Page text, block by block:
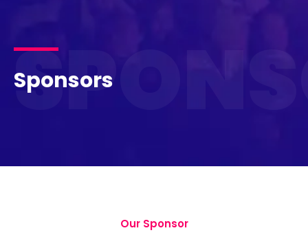
Sponsors
Our Sponsor